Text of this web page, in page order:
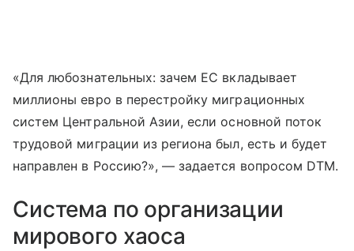
«Для любознательных: зачем ЕС вкладывает
миллионы евро в перестройку миграционных
систем Центральной Азии, если основной поток
трудовой миграции из региона был, есть и будет
направлен в Россию?», — задается вопросом DTM.
Система по организации
мирового хаоса